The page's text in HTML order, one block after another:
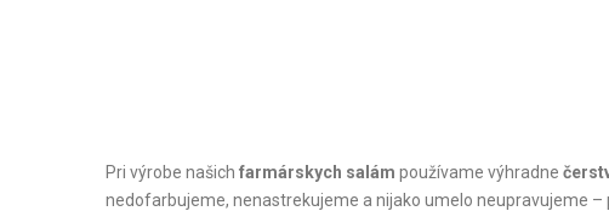
Pri výrobe našich farmárskych salám používame výhradne
nedofarbujeme, nenastrekujeme a nijako umelo neupravujeme